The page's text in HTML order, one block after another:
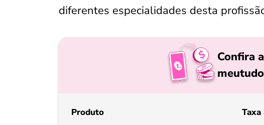
diferentes especialidades desta
Confira
Produto